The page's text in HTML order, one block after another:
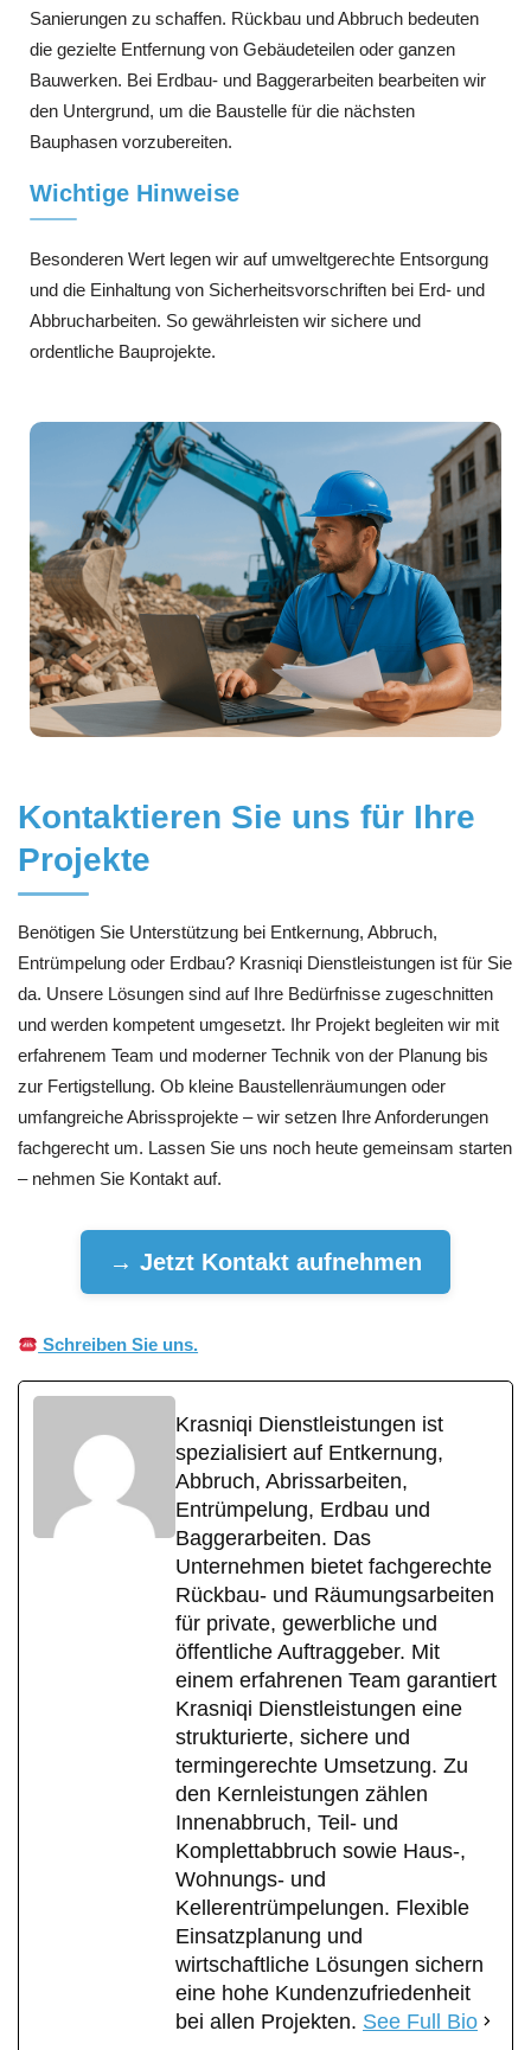
Sanierungen zu schaffen. Rückbau und Abbruch bedeuten
die gezielte Entfernung von Gebäudeteilen oder ganzen
Bauwerken. Bei Erdbau- und Baggerarbeiten bearbeiten wir
den Untergrund, um die Baustelle für die nächsten
Bauphasen vorzubereiten.
Wichtige Hinweise
Besonderen Wert legen wir auf umweltgerechte Entsorgung
und die Einhaltung von Sicherheitsvorschriften bei Erd- und
Abbrucharbeiten. So gewährleisten wir sichere und
ordentliche Bauprojekte.
Kontaktieren Sie uns für Ihre
Projekte
Benötigen Sie Unterstützung bei Entkernung, Abbruch,
Entrümpelung oder Erdbau? Krasniqi Dienstleistungen ist für Sie
da. Unsere Lösungen sind auf Ihre Bedürfnisse zugeschnitten
und werden kompetent umgesetzt. Ihr Projekt begleiten wir mit
erfahrenem Team und moderner Technik von der Planung bis
zur Fertigstellung. Ob kleine Baustellenräumungen oder
umfangreiche Abrissprojekte – wir setzen Ihre Anforderungen
fachgerecht um. Lassen Sie uns noch heute gemeinsam starten
– nehmen Sie Kontakt auf.
→ Jetzt Kontakt aufnehmen
Schreiben Sie uns.
Krasniqi Dienstleistungen ist
spezialisiert auf Entkernung,
Abbruch, Abrissarbeiten,
Entrümpelung, Erdbau und
Baggerarbeiten. Das
Unternehmen bietet fachgerechte
Rückbau- und Räumungsarbeiten
für private, gewerbliche und
öffentliche Auftraggeber. Mit
einem erfahrenen Team garantiert
Krasniqi Dienstleistungen eine
strukturierte, sichere und
termingerechte Umsetzung. Zu
den Kernleistungen zählen
Innenabbruch, Teil- und
Komplettabbruch sowie Haus-,
Wohnungs- und
Kellerentrümpelungen. Flexible
Einsatzplanung und
wirtschaftliche Lösungen sichern
eine hohe Kundenzufriedenheit
bei allen Projekten. See Full Bio